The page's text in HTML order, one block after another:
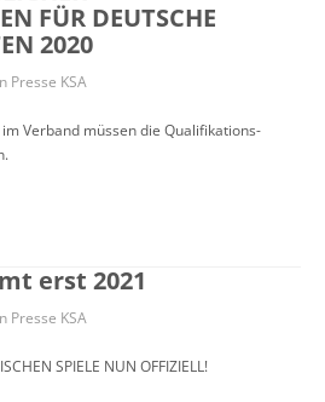
FÜR DEUTSCHE
2020
Presse KSA
Verband müssen die Qualifikations-
erst 2021
Presse KSA
SPIELE NUN OFFIZIELL!